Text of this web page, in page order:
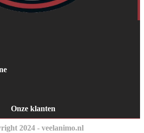
Onze klanten
2024 - veelanimo.nl